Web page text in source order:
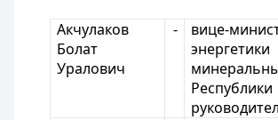
Акчулаков
Болат
Уралович
-
вице-